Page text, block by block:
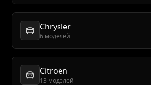
Chrysler
6 моделей
Citroën
13 моделей